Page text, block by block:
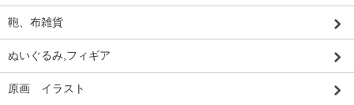
鞄、布雑貨
ぬいぐるみ,フィギア
原画 イラスト